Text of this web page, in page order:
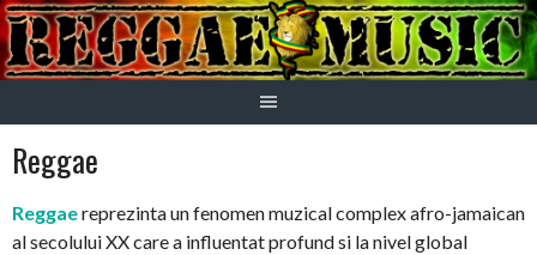
Skip
to
content
Reggae
Reggaereprezinta un fenomen muzical complex afro-jamaican
al secolului XX care a influentat profund si la nivel global